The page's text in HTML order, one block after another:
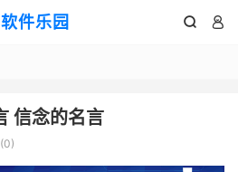
软件乐园  
信念的名言